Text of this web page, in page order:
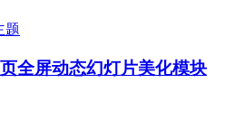
题
全屏动态幻灯片美化模块